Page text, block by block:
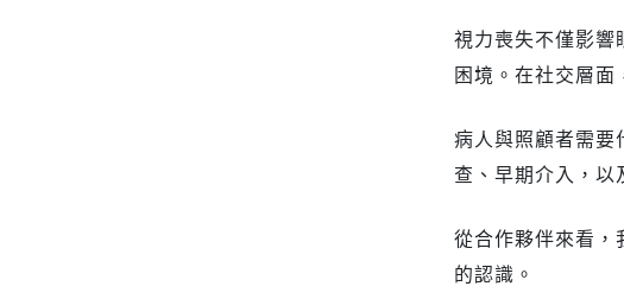
視力喪失不僅影
困境。在社交層
病人與照顧者需
查、早期介入，以
從合作夥伴來看，
的認識。